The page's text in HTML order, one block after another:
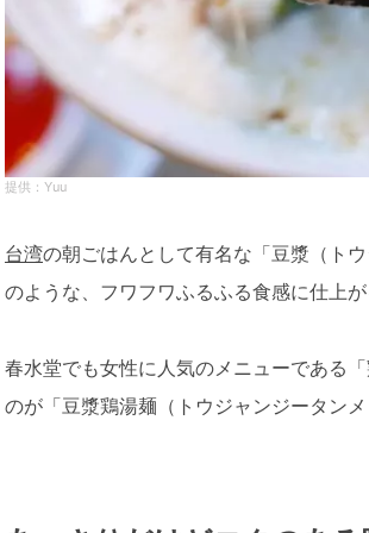
Yuu
台湾の朝ごはんとして有名な「豆漿（ト
のような、フワフワふるふる食感に仕上
春水堂でも女性に人気のメニューである
のが「豆漿鶏湯麺（トウジャンジータン